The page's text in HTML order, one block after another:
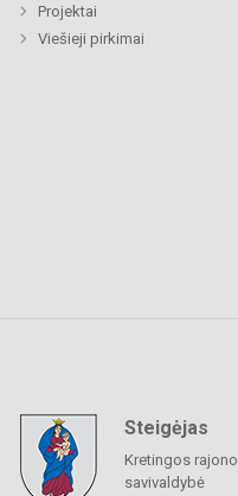
Projektai
Viešieji pirkimai
Steigėjas
Kretingos rajono
savivaldybė